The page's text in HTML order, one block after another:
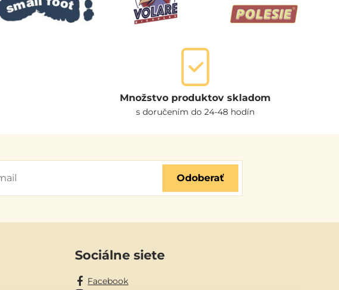
Množstvo produktov skladom
s doručením do 24-48 hodín
Odoberať
Sociálne siete
Facebook